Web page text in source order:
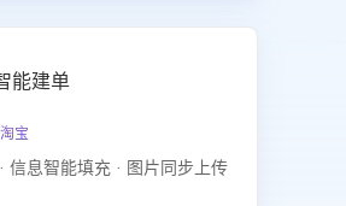
能建单
宝
信息智能填充 · 图片同步上传